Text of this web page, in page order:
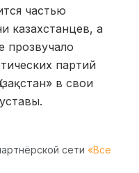
частью
казахстанцев, а
прозвучало
партий
в свои
сети «Все